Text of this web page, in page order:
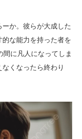
か。彼らが大成した
な能力を持った者を
に凡人になってしま
くなったら終わり